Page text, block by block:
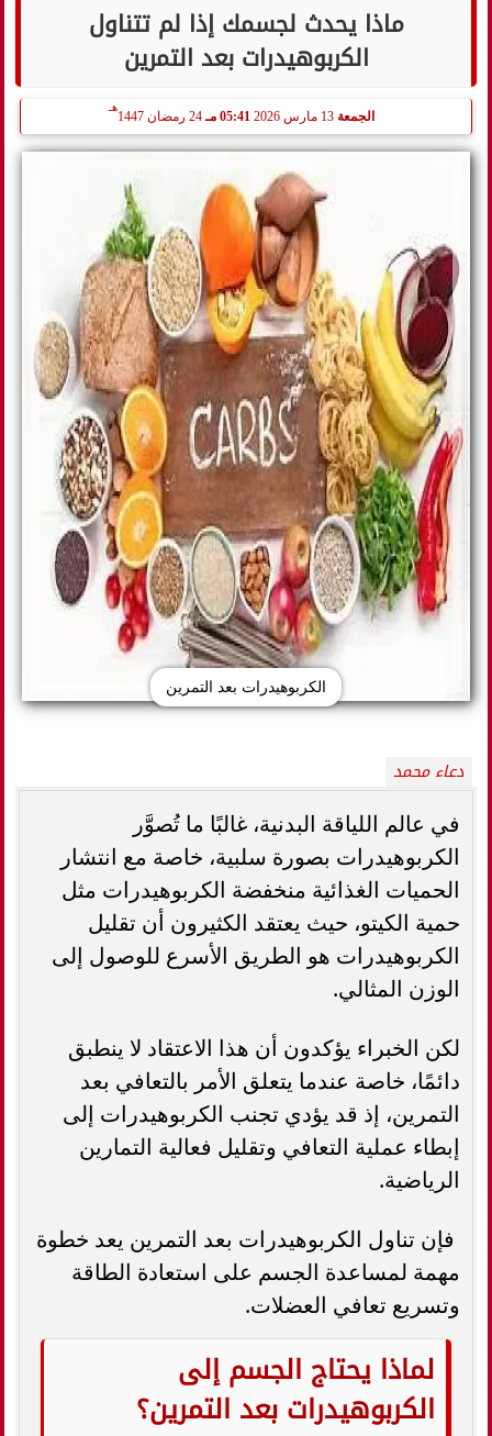
ماذا يحدث لجسمك إذا لم تتناول
الكربوهيدرات بعد التمرين
الجمعة 05:41 مـ 24 رمضان 1447
هـ
الكربوهيدرات بعد التمرين
دعاء محمد
في عالم اللياقة البدنية، غالبًا ما تُصوَّر
الكربوهيدرات بصورة سلبية، خاصة مع انتشار
الحميات الغذائية منخفضة الكربوهيدرات مثل
حمية الكيتو، حيث يعتقد الكثيرون أن تقليل
الكربوهيدرات هو الطريق الأسرع للوصول إلى
الوزن المثالي.
لكن الخبراء يؤكدون أن هذا الاعتقاد لا ينطبق
دائمًا، خاصة عندما يتعلق الأمر بالتعافي بعد
التمرين، إذ قد يؤدي تجنب الكربوهيدرات إلى
إبطاء عملية التعافي وتقليل فعالية التمارين
الرياضية.
فإن تناول الكربوهيدرات بعد التمرين يعد خطوة
مهمة لمساعدة الجسم على استعادة الطاقة
وتسريع تعافي العضلات.
لماذا يحتاج الجسم إلى
الكربوهيدرات بعد التمرين؟